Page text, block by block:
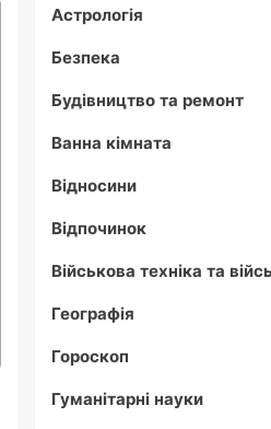
Астрологія
Безпека
Будівництво та ремонт
Ванна кімната
Відносини
Відпочинок
Військова техніка та
Географія
Гороскоп
Гуманітарні науки